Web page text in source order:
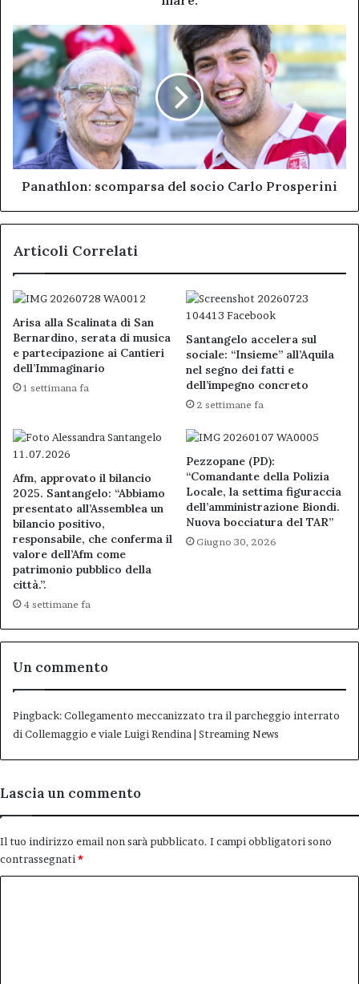
Panathlon:
scomparsa
del
socio
Carlo
Prosperini
Panathlon: scomparsa del socio Carlo Prosperini
Articoli Correlati
Arisa alla Scalinata di San
Bernardino, serata di musica
e partecipazione ai Cantieri
dell’Immaginario
1 settimana fa
Santangelo accelera sul
sociale: “Insieme” all’Aquila
nel segno dei fatti e
dell’impegno concreto
2 settimane fa
Afm, approvato il bilancio
2025. Santangelo: “Abbiamo
presentato all’Assemblea un
bilancio positivo,
responsabile, che conferma il
valore dell’Afm come
patrimonio pubblico della
città.”.
4 settimane fa
Pezzopane (PD):
“Comandante della Polizia
Locale, la settima figuraccia
dell’amministrazione Biondi.
Nuova bocciatura del TAR”
Giugno 30, 2026
Un commento
Pingback:Collegamento meccanizzato tra il parcheggio interrato
di Collemaggio e viale Luigi Rendina | Streaming News
Lascia un commento
Il tuo indirizzo email non sarà pubblicato. I campi obbligatori sono
contrassegnati *